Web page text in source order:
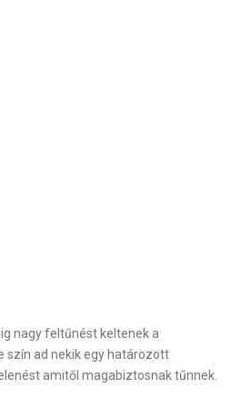
nagy feltűnést keltenek a
szín ad nekik egy határozott
amitől magabiztosnak tűnnek.